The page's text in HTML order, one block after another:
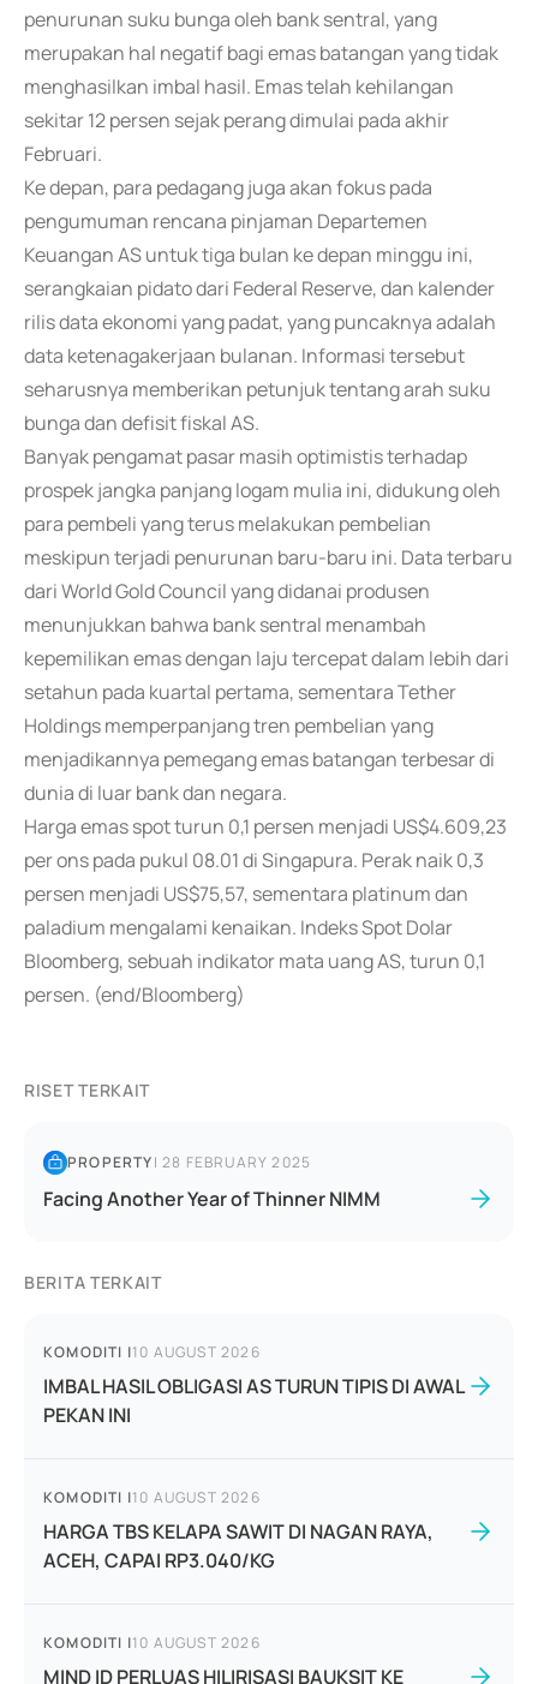
penurunan suku bunga oleh bank sentral, yang
merupakan hal negatif bagi emas batangan yang tidak
menghasilkan imbal hasil. Emas telah kehilangan
sekitar 12 persen sejak perang dimulai pada akhir
Februari.
Ke depan, para pedagang juga akan fokus pada
pengumuman rencana pinjaman Departemen
Keuangan AS untuk tiga bulan ke depan minggu ini,
serangkaian pidato dari Federal Reserve, dan kalender
rilis data ekonomi yang padat, yang puncaknya adalah
data ketenagakerjaan bulanan. Informasi tersebut
seharusnya memberikan petunjuk tentang arah suku
bunga dan defisit fiskal AS.
Banyak pengamat pasar masih optimistis terhadap
prospek jangka panjang logam mulia ini, didukung oleh
para pembeli yang terus melakukan pembelian
meskipun terjadi penurunan baru-baru ini. Data terbaru
dari World Gold Council yang didanai produsen
menunjukkan bahwa bank sentral menambah
kepemilikan emas dengan laju tercepat dalam lebih dari
setahun pada kuartal pertama, sementara Tether
Holdings memperpanjang tren pembelian yang
menjadikannya pemegang emas batangan terbesar di
dunia di luar bank dan negara.
Harga emas spot turun 0,1 persen menjadi US$4.609,23
per ons pada pukul 08.01 di Singapura. Perak naik 0,3
persen menjadi US$75,57, sementara platinum dan
paladium mengalami kenaikan. Indeks Spot Dolar
Bloomberg, sebuah indikator mata uang AS, turun 0,1
persen. (end/Bloomberg)
RISET TERKAIT
PROPERTY|28 FEBRUARY 2025
Facing Another Year of Thinner NIMM
BERITA TERKAIT
KOMODITI |10 AUGUST 2026
IMBAL HASIL OBLIGASI AS TURUN TIPIS DI AWAL
PEKAN INI
KOMODITI |10 AUGUST 2026
HARGA TBS KELAPA SAWIT DI NAGAN RAYA,
ACEH, CAPAI RP3.040/KG
KOMODITI |10 AUGUST 2026
MIND ID PERLUAS HILIRISASI BAUKSIT KE